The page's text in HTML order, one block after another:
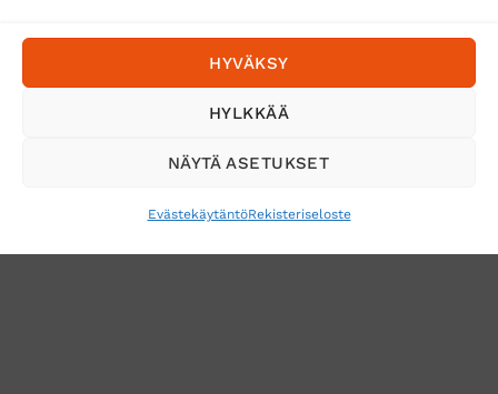
HYVÄKSY
HYLKKÄÄ
NÄYTÄ ASETUKSET
EvästekäytäntöRekisteriseloste